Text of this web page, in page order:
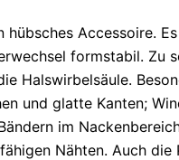
hübsches Accessoire.
formstabil. Zu
Halswirbelsäule.
und glatte Kanten;
im
Nähten. Auch die